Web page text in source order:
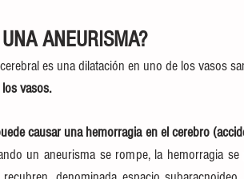
ANEURISMA?
es una dilatación en uno de los vasos
vasos.
causar una hemorragia en el cerebro
un aneurisma se rompe, la hemorragia